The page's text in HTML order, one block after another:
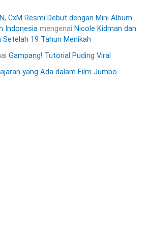
CxM Resmi Debut dengan Mini Album
Indonesia mengenai Nicole Kidman dan
Setelah 19 Tahun Menikah
Gampang! Tutorial Puding Viral
yang Ada dalam Film Jumbo